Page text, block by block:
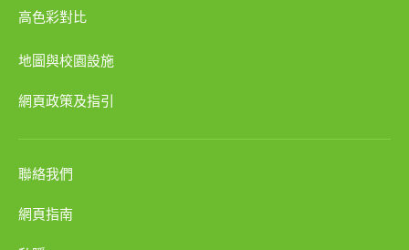
高色彩對比
地圖與校園設施
網頁政策及指引
聯絡我們
網頁指南